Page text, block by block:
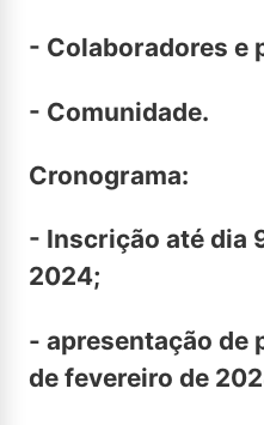
- Colaboradores e
- Comunidade.
Cronograma:
- Inscrição até dia
2024;
- apresentação de
de fevereiro de